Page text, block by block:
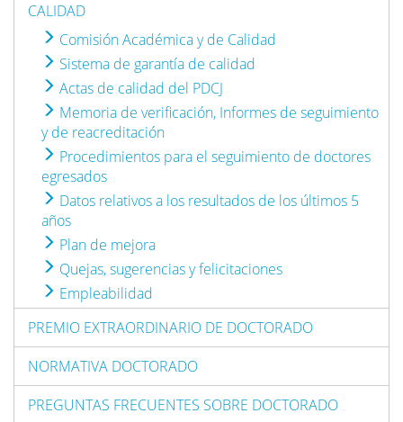
CALIDAD
Comisión Académica y de Calidad
Sistema de garantía de calidad
Actas de calidad del PDCJ
Memoria de verificación, Informes de seguimiento
y de reacreditación
Procedimientos para el seguimiento de doctores
egresados
Datos relativos a los resultados de los últimos 5
años
Plan de mejora
Quejas, sugerencias y felicitaciones
Empleabilidad
PREMIO EXTRAORDINARIO DE DOCTORADO
NORMATIVA DOCTORADO
PREGUNTAS FRECUENTES SOBRE DOCTORADO